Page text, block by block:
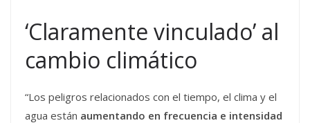
‘Claramente vinculado’ al
cambio climático
“Los peligros relacionados con el tiempo, el clima y el
agua están aumentando en frecuencia e intensidad